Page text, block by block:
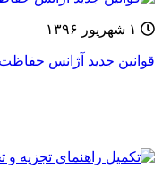
قوانین جدید آژانس